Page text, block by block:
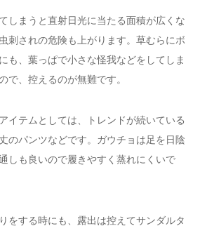
しまうと直射日光に当たる面積が広くな
刺されの危険も上がります。草むらにボ
も、葉っぱで小さな怪我などをしてしま
で、控えるのが無難です。
イテムとしては、トレンドが続いている
のパンツなどです。ガウチョは足を日陰
しも良いので履きやすく蒸れにくいで
をする時にも、露出は控えてサンダルタ